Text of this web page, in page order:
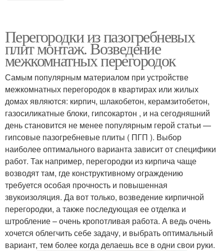
Перегородки из пазогребневых
плит монтаж. Возведение
межкомнатных перегородок
Самым популярным материалом при устройстве
межкомнатных перегородок в квартирах или жилых
домах являются: кирпич, шлакобетон, керамзитобетон,
газосиликатные блоки, гипсокартон , и на сегодняшний
день становится не менее популярным герой статьи —
гипсовые пазогребневые плиты ( ПГП ). Выбор
наиболее оптимального варианта зависит от специфики
работ. Так например, перегородки из кирпича чаще
возводят там, где конструктивному ограждению
требуется особая прочность и повышенная
звукоизоляция. Да вот только, возведение кирпичной
перегородки, а также последующая ее отделка и
штробление – очень кропотливая работа. А ведь очень
хочется облегчить себе задачу, и выбрать оптимальный
вариант, тем более когда делаешь все в одни свои руки.